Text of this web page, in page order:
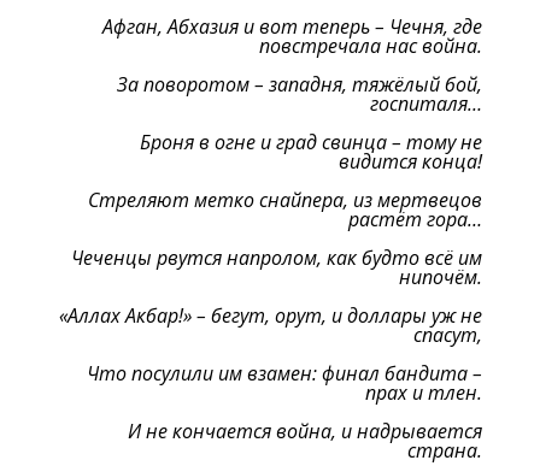
Афган, Абхазия и вот теперь – Чечня, где
повстречала нас война.
За поворотом – западня, тяжёлый бой,
госпиталя…
Броня в огне и град свинца – тому не
видится конца!
Стреляют метко снайпера, из мертвецов
растёт гора…
Чеченцы рвутся напролом, как будто всё им
нипочём.
«Аллах Акбар!» – бегут, орут, и доллары уж не
спасут,
Что посулили им взамен: финал бандита –
прах и тлен.
И не кончается война, и надрывается
страна.